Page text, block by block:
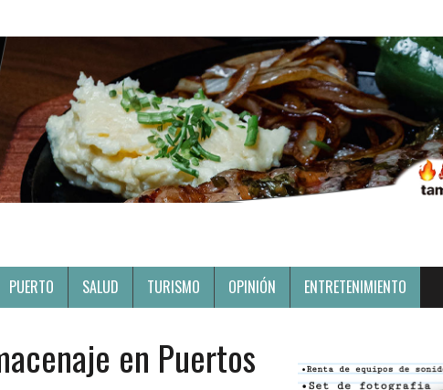
PUERTO SALUD TURISMO OPINIÓN ENTRETENIMIENTO
en Puertos